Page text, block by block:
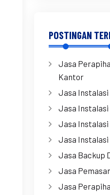
POSTINGAN
Jasa
Kantor
Jasa
Jasa Instalasi
Jasa
Jasa Instalasi
Jasa Backup
Jasa
Jasa